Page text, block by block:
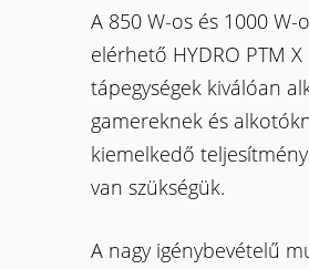
A 850 W-os és 1000 W-
elérhető HYDRO PTM
tápegységek kiválóan
gamereknek és
kiemelkedő
van szükségük.
A nagy igénybevételű